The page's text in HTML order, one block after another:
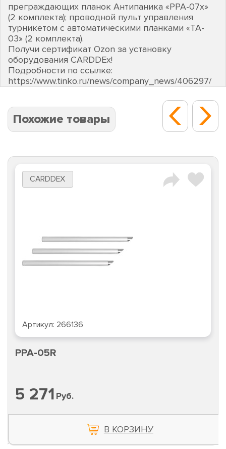
преграждающих планок Антипаника «PPA-07х»
(2 комплекта); проводной пульт управления
турникетом с автоматическими планками «TA-
03» (2 комплекта).
Получи сертификат Ozon за установку
оборудования CARDDEх!
Подробности по ссылке:
https://www.tinko.ru/news/company_news/406297/
Похожие товары
CARDDEX
Артикул: 266136
PPA-05R
5 271 Руб.
В КОРЗИНУ